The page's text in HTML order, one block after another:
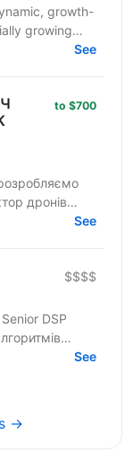
growth-
growing
grade fixed...
See
to $700
дронів
СОУ.See
$$$$
DSP
See
→